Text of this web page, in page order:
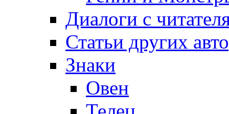
Диалоги с
Статьи других
Знаки
Овен